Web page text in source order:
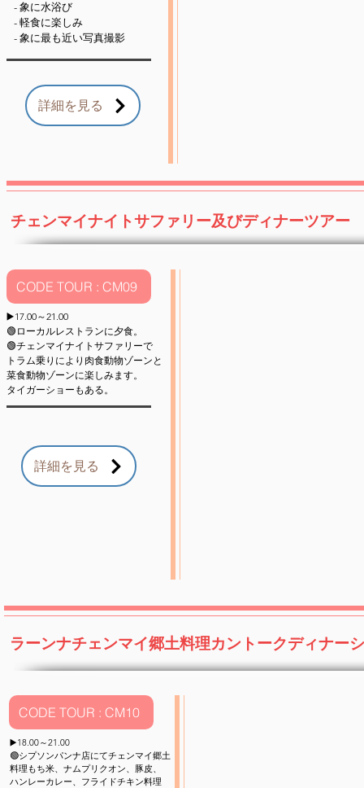
- 象に水浴び
- 軽食に楽しみ
- 象に最も近い写真撮影
詳細を見る
チェンマイナイトサファリー及びディナーツアー
CODE TOUR : CM09
▶️17.00～21.00
🟢ローカルレストランに夕食。
🟢チェンマイナイトサファリーで
トラム乗りにより肉食動物ゾーンと
菜食動物ゾーンに楽しみます。
タイガーショーもある。
詳細を見る
ラーンナチェンマイ郷土料理カントークディナー
CODE TOUR : CM10
▶️18.00～21.00
🟢シプソンパンナ店にてチェンマイ郷土
料理もち米、ナムプリクオン、豚皮、
ハンレーカレー、フライドチキン料理